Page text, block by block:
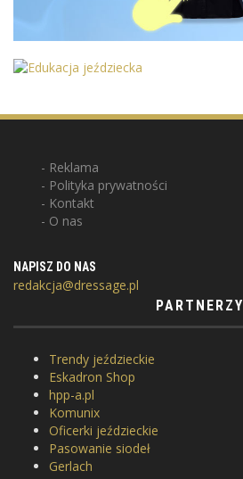
Reklama
Polityka prywatności
Kontakt
O nas
NAPISZ DO NAS
redakcja@dressage.pl
PARTNERZY
Trendy jeździeckie
Eskadron Shop
hpp-a.pl
Komunix
Oficerki jeździeckie
Pasowanie siodeł
Gerlach